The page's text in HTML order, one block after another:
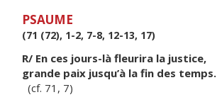
PSAUME
(71 (72), 1-2, 7-8, 12-13, 17)
R/ En ces jours-là fleurira la justice,
grande paix jusqu’à la fin des temps.
(cf. 71, 7)